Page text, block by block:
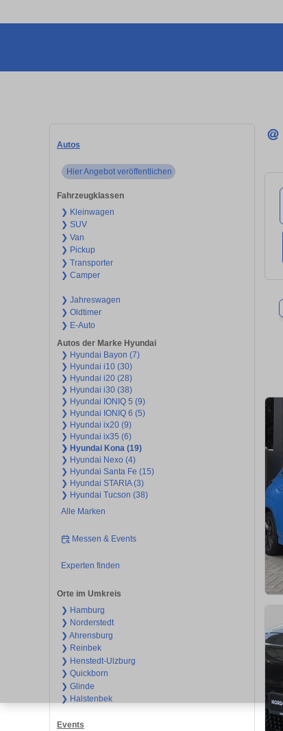
Autos
Hier Angebot veröffentlichen
Fahrzeugklassen
❯ Kleinwagen
❯ SUV
❯ Van
❯ Pickup
❯ Transporter
❯ Camper
❯ Jahreswagen
❯ Oldtimer
❯ E-Auto
Autos der Marke Hyundai
❯ Hyundai Bayon (7)
❯ Hyundai i10 (30)
❯ Hyundai i20 (28)
❯ Hyundai i30 (38)
❯ Hyundai IONIQ 5 (9)
❯ Hyundai IONIQ 6 (5)
❯ Hyundai ix20 (9)
❯ Hyundai ix35 (6)
❯ Hyundai Kona (19)
❯ Hyundai Nexo (4)
❯ Hyundai Santa Fe (15)
❯ Hyundai STARIA (3)
❯ Hyundai Tucson (38)
Alle Marken
Messen & Events
Experten finden
Orte im Umkreis
❯ Hamburg
❯ Norderstedt
❯ Ahrensburg
❯ Reinbek
❯ Henstedt-Ulzburg
❯ Quickborn
❯ Glinde
❯ Halstenbek
Events